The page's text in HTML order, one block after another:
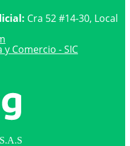
Cra 52 #14-30, Local
Comercio - SIC